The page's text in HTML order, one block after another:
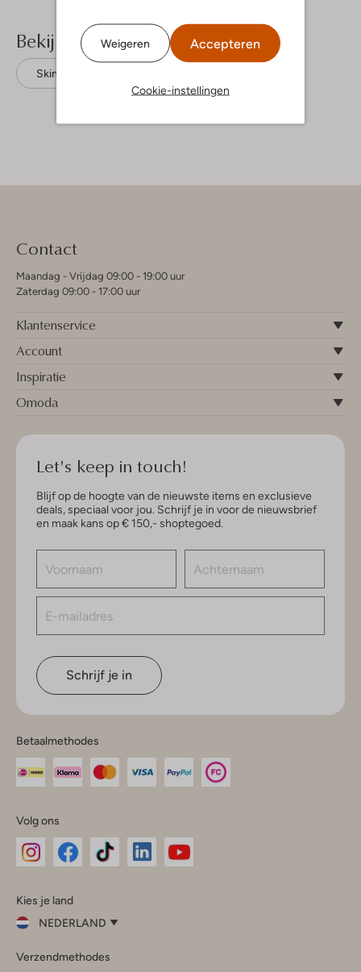
Weigeren Accepteren
Cookie-instellingen
Bekijk meer
Skinny jeans
Contact
Maandag - Vrijdag 09:00 - 19:00 uur
Zaterdag 09:00 - 17:00 uur
Klantenservice
Account
Inspiratie
Omoda
Let's keep in touch!
Blijf op de hoogte van de nieuwste items en exclusieve
deals, speciaal voor jou. Schrijf je in voor de nieuwsbrief
en maak kans op € 150,- shoptegoed.
Schrijf je in
Betaalmethodes
Volg ons
InstagramFacebook
Kies je land
NEDERLAND
je
Verzendmethodes